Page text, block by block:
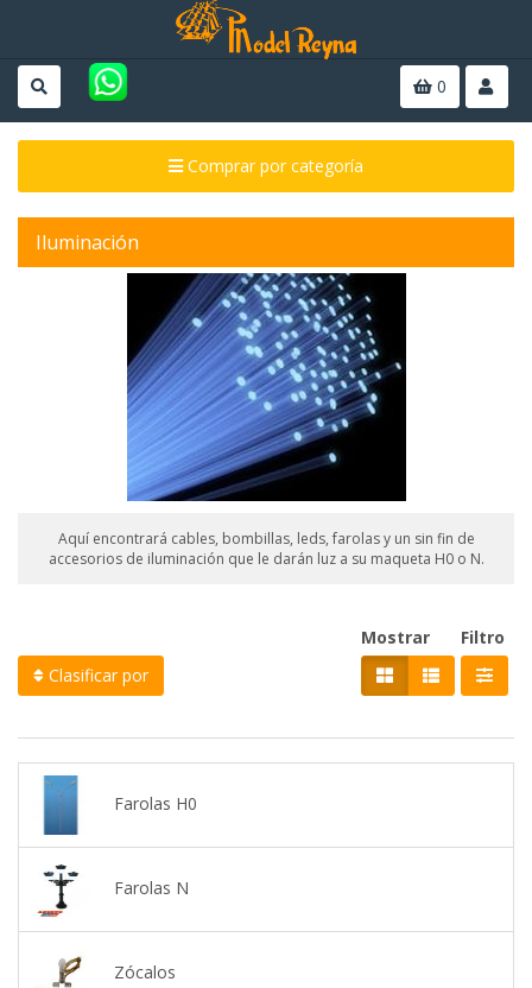
0
Comprar por categoría
Iluminación
Aquí encontrará cables, bombillas, leds, farolas y un sin fin de
accesorios de iluminación que le darán luz a su maqueta H0 o N.
Clasificar por
Filtro
Mostrar
Farolas H0
Farolas N
Zócalos